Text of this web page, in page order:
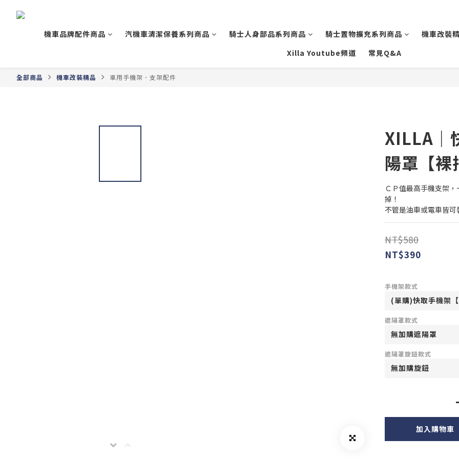
機車品牌配件商品 汽機車清潔保養系列商品 騎士人身部品系列商品 騎士置物擴充系列商品
機車改裝
Xilla Youtube頻道
常見Q&A
全部商品 機車改裝精品 車用手機架．支架配件
XILLA｜
陽罩【
ＣＰ值最高手機支架
掉！
不管是油車或電車皆
NT$580
NT$390
手機架款式
遮陽罩款式
遮陽罩旋鈕款式
加入購物車